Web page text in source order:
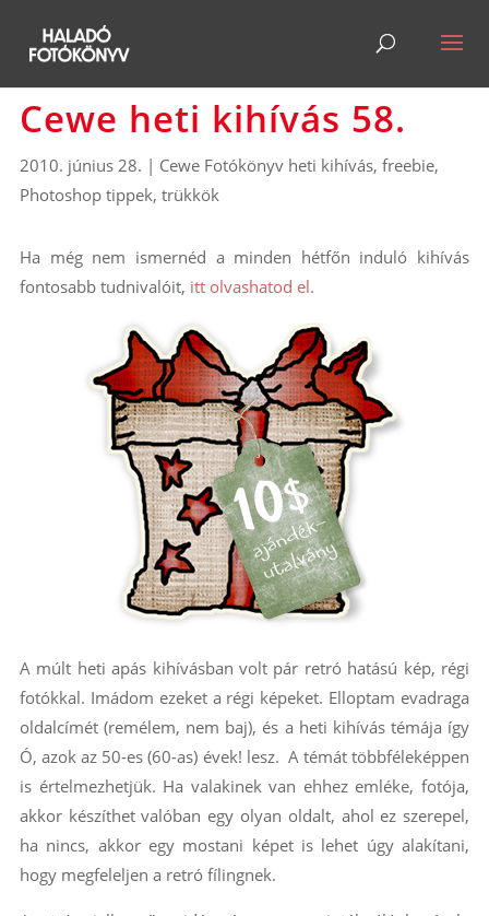
Cewe heti kihívás 58.
2010. június 28. | Cewe Fotókönyv heti kihívás, freebie,
Photoshop tippek, trükkök
Ha még nem ismernéd a minden hétfőn induló kihívás
fontosabb tudnivalóit, itt olvashatod el.
A múlt heti apás kihívásban volt pár retró hatású kép, régi
fotókkal. Imádom ezeket a régi képeket. Elloptam evadraga
oldalcímét (remélem, nem baj), és a heti kihívás témája így
Ó, azok az 50-es (60-as) évek! lesz. A témát többféleképpen
is értelmezhetjük. Ha valakinek van ehhez emléke, fotója,
akkor készíthet valóban egy olyan oldalt, ahol ez szerepel,
ha nincs, akkor egy mostani képet is lehet úgy alakítani,
hogy megfeleljen a retró fílingnek.